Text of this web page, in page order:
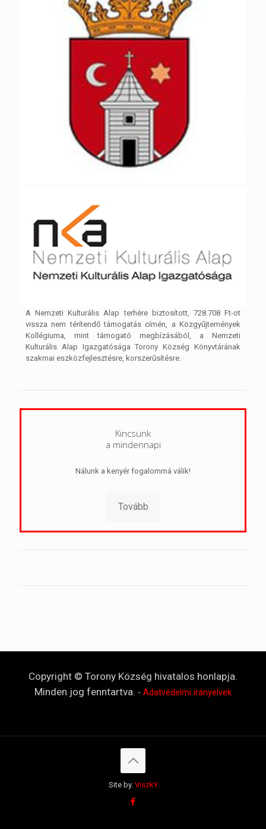
A Nemzeti Kulturális Alap terhére biztosított, 728.708 Ft-ot
vissza nem térítendő támogatás címén, a Közgyűjtemények
Kollégiuma, mint támogató megbízásából, a Nemzeti
Kulturális Alap Igazgatósága Torony Község Könyvtárának
szakmai eszközfejlesztésre, korszerűsítésre.
Kincsünk
a mindennapi
Nálunk a kenyér fogalommá válik!
Tovább
Copyright © Torony Község hivatalos honlapja.
Minden jog fenntartva. - Adatvédelmi irányelvek
Site by. ViszkY